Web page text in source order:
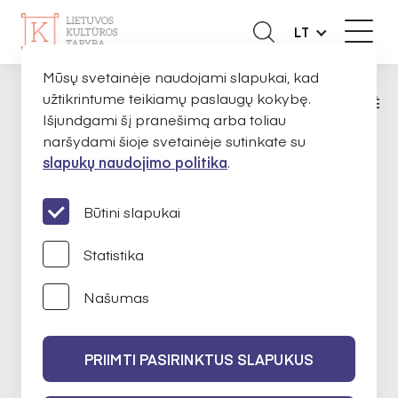
LT
PAGRINDINISAPIE MUS EKSPERTAI RŪTA GAVĖNĖ
Rūta Gavėnė
Bibliotekininkystė
2022-02-10 iki 2024-02-10
Mūsų svetainėje naudojami slapukai, kad
užtikrintume teikiamų paslaugų kokybę.
Išjundgami šį pranešimą arba toliau
naršydami šioje svetainėje sutinkate su
slapukų naudojimo politika.
Būtini slapukai
Statistika
Našumas
PRIIMTI PASIRINKTUS SLAPUKUS